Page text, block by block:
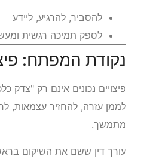
להסביר, להרגיע, ליידע
לספק תמיכה רגשית
נקודת המפתח:
פיצויים נכונים אינם רק "צדק
לממן עזרה, להחזיר עצמאות,
מתמשך.
עורך דין ששם את השיקום